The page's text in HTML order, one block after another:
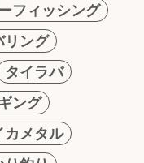
フィッシング
リング
タイラバ
ング
カメタル